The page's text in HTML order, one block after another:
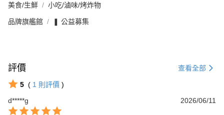
美食/生鮮 小吃/滷味/烤炸物
品牌旗艦館 ❚ 公益募集
評價 查看全部
5 ( 1 則評價 )
d*****g
2026/06/11